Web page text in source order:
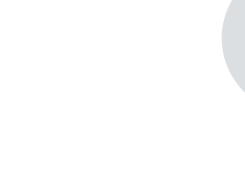
ver nas proximidades,